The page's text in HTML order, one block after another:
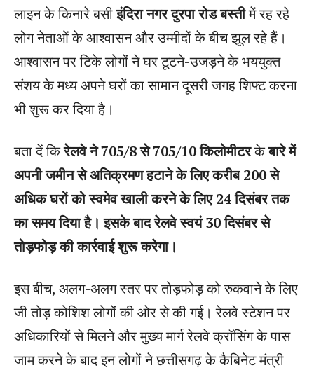
लाइन के किनारे बसीइंदिरा नगर दुरपा रोड बस्तीमें रह रहे
लोग नेताओं के आश्वासन और उम्मीदों के बीच झूल रहे हैं।
आश्वासन पर टिके लोगों ने घर टूटने-उजड़ने के भययुक्त
संशय के मध्य अपने घरों का सामान दूसरी जगह शिफ्ट करना
भी शुरू कर दिया है।
बता दें किरेलवे ने 705/8 से 705/10 किलोमीटरकेबारे में
अपनी जमीन से अतिक्रमण हटाने के लिए करीब 200 से
अधिक घरों को स्वमेव खाली करने के लिए 24 दिसंबर तक
का समय दिया है। इसके बाद रेलवे स्वयं 30 दिसंबर से
तोड़फोड़ की कार्रवाई शुरू करेगा।
इस बीच, अलग-अलग स्तर पर तोड़फोड़ को रुकवाने के लिए
जी तोड़ कोशिश लोगों की ओर से की गई। रेलवे स्टेशन पर
अधिकारियों से मिलने और मुख्य मार्ग रेलवे क्रॉसिंग के पास
जाम करने के बाद इन लोगों ने छत्तीसगढ़ के कैबिनेट मंत्री